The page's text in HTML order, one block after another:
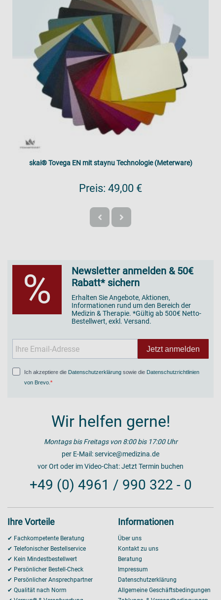
skai® Tovega EN mit staynu Technologie (Meterware)
Preis: 49,00 €
%
Newsletter anmelden & 50€
Rabatt* sichern
Erhalten Sie Angebote, Aktionen,
Informationen rund um den Bereich der
Medizin & Therapie. *Gültig ab 500€ Netto-
Bestellwert, exkl. Versand.
Jetzt anmelden
Ich akzeptiere die Datenschutzerklärung sowie die Datenschutzrichtlinien
von Brevo
Wir helfen gerne!
Montags bis Freitags von 8:00 bis 17:00 Uhr
per E-Mail:service@medizina.de
vor Ort oder im Video-Chat:Jetzt Termin buchen
+49 (0) 4961 / 990 322 - 0
Ihre Vorteile
✔ Fachkompetente Beratung
✔ Telefonischer Bestellservice
✔ Kein Mindestbestellwert
✔ Persönlicher Bestell-Check
✔ Persönlicher Ansprechpartner
✔ Qualität nach Norm
Informationen
Über uns
Kontakt zu uns
Beratung
Impressum
Datenschutzerklärung
Allgemeine Geschäftsbedingungen